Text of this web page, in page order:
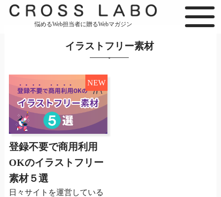
悩めるWeb担当者に贈るWebマガジン
イラストフリー素材
NEW
登録不要で商用利用
OKのイラストフリー
素材５選
日々サイトを運営している